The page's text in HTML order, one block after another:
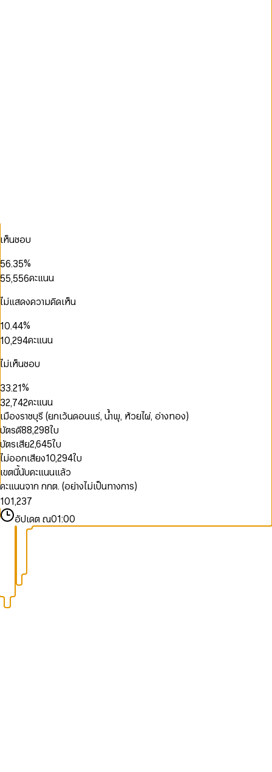
เห็นชอบ
3
5
6
7
8
9
4
6
7
8
9
.
1
3
4
5
6
7
8
9
3
5
6
7
8
9
%
0
2
4
5
7
9
1
2
4
5
7
9
,
2
4
5
7
9
2
4
5
7
9
3
4
5
6
8
คะแนน
ไม่แสดงความคิดเห็น
1
2
3
4
5
6
7
8
9
0
1
2
3
4
5
6
7
8
9
.
0
2
4
5
6
7
8
9
0
2
4
5
6
7
8
9
%
1
3
5
6
7
8
9
0
2
4
5
6
7
8
9
,
1
2
4
6
7
8
9
0
2
3
4
5
6
8
9
1
2
3
4
6
8
9
คะแนน
ไม่เห็นชอบ
1
3
4
5
6
7
8
9
1
3
4
5
6
7
8
9
.
0
2
3
4
5
6
7
8
9
1
2
3
4
5
6
7
8
9
%
0
2
3
4
5
6
7
8
9
1
2
3
4
5
6
7
8
9
,
0
1
2
3
4
6
7
8
9
0
1
2
3
4
5
6
7
8
9
0
1
2
3
4
5
6
7
8
9
คะแนน
เมืองราชบุรี (ยกเว้นดอนแร่, น้ำพุ, ห้วยไผ่, อ่างทอง)
บัตรดี88,298ใบ
บัตรเสีย2,645ใบ
ไม่ออกเสียง10,294ใบ
เขตนี้นับคะแนนแล้ว
คะแนนจาก กกต. (อย่างไม่เป็นทางการ)
1
2
3
0
1
2
9
0
1
2
3
,
0
1
2
3
4
9
0
1
2
3
4
5
6
0
1
2
3
4
5
6
7
9
อัปเดต ณ01:00